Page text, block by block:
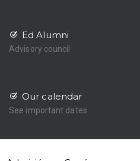
Ed Alumni
Advisory council
Our calendar
See important dates